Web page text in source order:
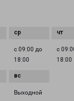
с 09:00 до
18:00
с
18:00
Выходной